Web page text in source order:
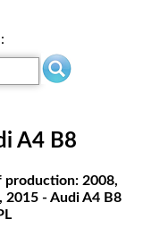
A4 B8
production: 2008,
2015 - Audi A4 B8